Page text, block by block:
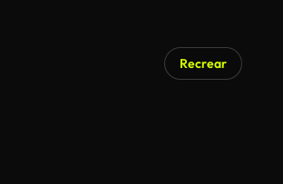
Recrear